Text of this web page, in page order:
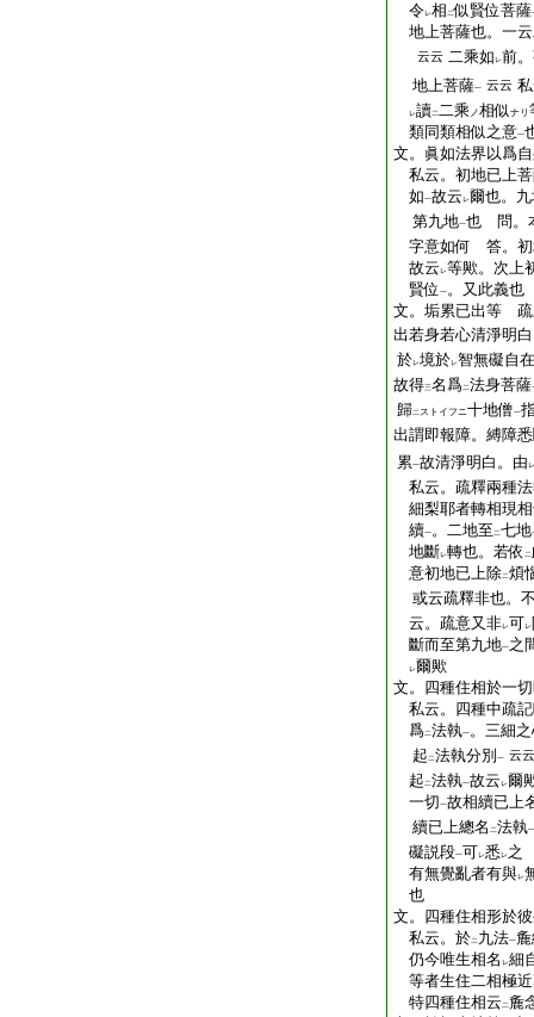
令レ相 二似賢位菩薩
地上菩薩也。一
云云 二乘如 レ前
地上菩薩一 云云
レ讀二二乘 ノ相似ナリ
類同類相似之意一
文。眞如法界以爲
私云。初地已上
如一故云 レ爾也。
第九地一也 問。
字意如何 答。初
故云 レ等歟。次上
賢位 一。又此義也
文。垢累已出等 疏
出若身若心清淨明
於レ境於レ智無礙自在
故得三名爲二法身菩薩
歸二 ストイフニ十地僧一
出謂即報障。縛障
累一故清淨明白。由 レ
私云。疏釋兩種
細梨耶者轉相現
續一。二地至 二七地
地斷レ轉也。若依 二
意初地已上除二煩
或云疏釋非也。
云。疏意又非レ可レ
斷而至第九地一之
レ爾歟
文。四種住相於一
私云。四種中疏
爲二法執一。三細
起 二法執分別 一 云云
起 二法執一故云 レ爾
一切一故相續已上
續已上總名 二法執一
礙説段一可レ悉レ之
有無覺亂者有與レ
也
文。四種住相形於
私云。於二 九法一
仍今唯生相名 レ細
等者生住二相極
特四種住相云 二麁